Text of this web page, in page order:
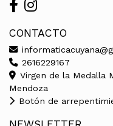
CONTACTO
2616229167
Virgen de la Medalla
Mendoza
Botón de